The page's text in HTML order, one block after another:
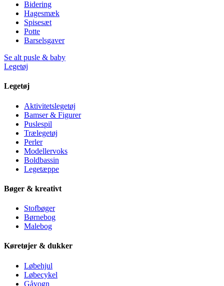
Bidering
Hagesmæk
Spisesæt
Potte
Barselsgaver
Se alt pusle & baby
Legetøj
Legetøj
Aktivitetslegetøj
Bamser & Figurer
Puslespil
Trælegetøj
Perler
Modellervoks
Boldbassin
Legetæppe
Bøger & kreativt
Stofbøger
Børnebog
Malebog
Køretøjer & dukker
Løbehjul
Løbecykel
Gåvogn